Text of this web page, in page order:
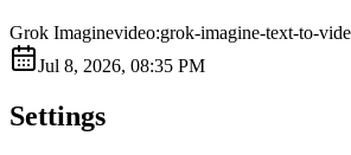
Grok Imaginevideo:grok-imagine-text-to-
Jul 8, 2026, 08:35 PM
Settings